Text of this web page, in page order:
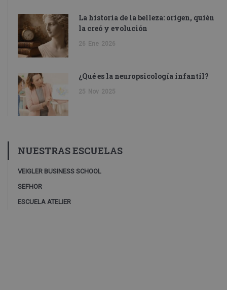
La historia de la belleza: origen, quién
la creó y evolución
26 Ene 2026
¿Qué es la neuropsicología infantil?
25 Nov 2025
NUESTRAS ESCUELAS
VEIGLER BUSINESS SCHOOL
SEFHOR
ESCUELA ATELIER